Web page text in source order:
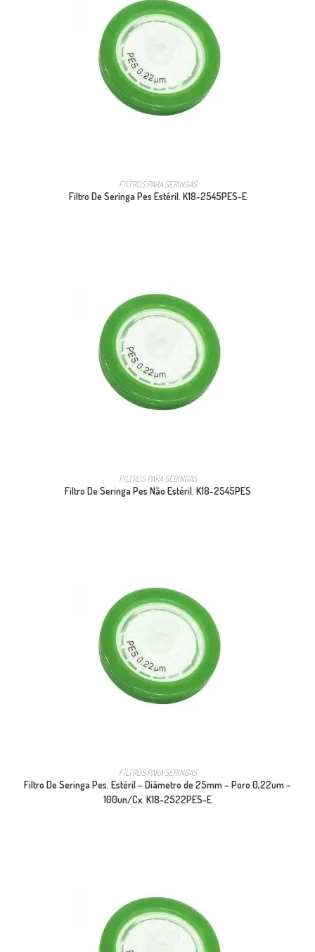
FILTROS PARA SERINGAS
Filtro De Seringa Pes Estéril. K18-2545PES-E
FILTROS PARA SERINGAS
Filtro De Seringa Pes Não Estéril. K18-2545PES
FILTROS PARA SERINGAS
Filtro De Seringa Pes. Estéril – Diâmetro de 25mm – Poro 0,22um –
100un/Cx. K18-2522PES-E